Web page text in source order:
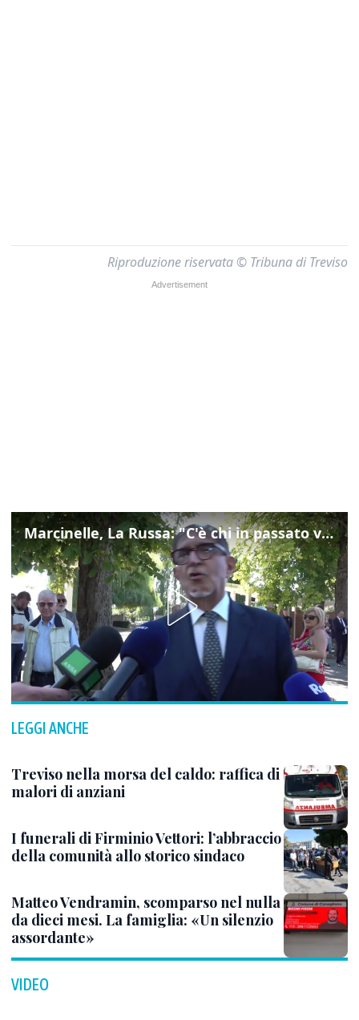
Riproduzione riservata © Tribuna di Treviso
Marcinelle, La Russa: "C'è chi in passato voltava le spalle a Marcinelle"
LEGGI ANCHE
Treviso nella morsa del caldo: raffica di
malori di anziani
I funerali di Firminio Vettori: l’abbraccio
della comunità allo storico sindaco
Matteo Vendramin, scomparso nel nulla
da dieci mesi. La famiglia: «Un silenzio
assordante»
VIDEO